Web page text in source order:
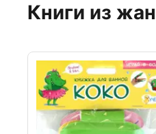
Книги из